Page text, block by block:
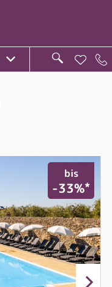
bis
-33%*